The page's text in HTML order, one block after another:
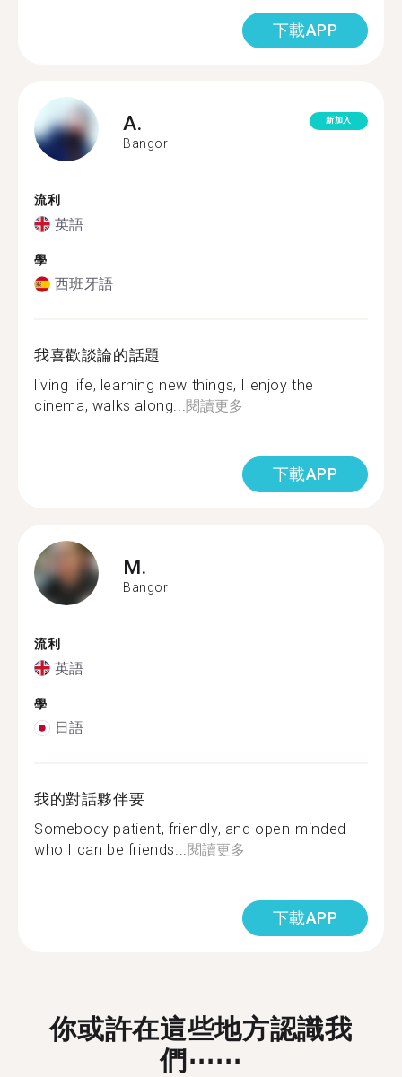
下載APP
A.
Bangor
新加入
流利
英語
學
西班牙語
我喜歡談論的話題
living life, learning new things, I enjoy the
cinema, walks along...閱讀更多
下載APP
M.
Bangor
流利
英語
學
日語
我的對話夥伴要
Somebody patient, friendly, and open-minded
who I can be friends...閱讀更多
下載APP
你或許在這些地方認識我
們⋯⋯